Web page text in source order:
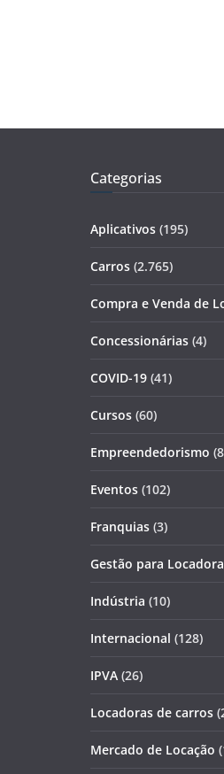
Categorias
Aplicativos (195)
Carros (2.765)
Compra e Venda de
Concessionárias (4)
COVID-19 (41)
Cursos (60)
Empreendedorismo
Eventos (102)
Franquias (3)
Gestão para
Indústria (10)
Internacional (128)
IPVA (26)
Locadoras de carros
Mercado de Locação